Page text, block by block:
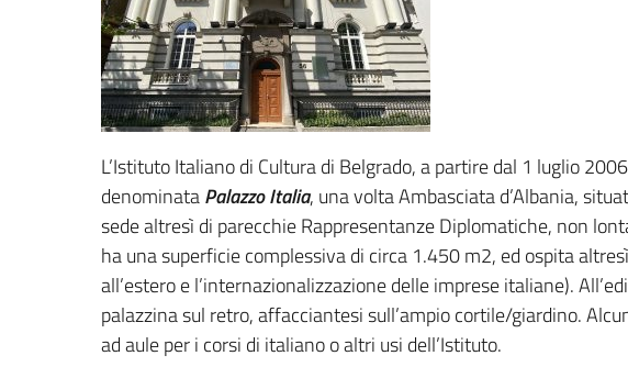
L’Istituto Italiano di Cultura di Belgrado, a partire dal 1 luglio
denominataPalazzo Italia, una volta Ambasciata d’Albania,
sede altresì di parecchie Rappresentanze Diplomatiche, non
ha una superficie complessiva di circa 1.450 m2, ed ospita
all’estero e l’internazionalizzazione delle imprese italiane).
palazzina sul retro, affacciantesi sull’ampio cortile/giardino.
ad aule per i corsi di italiano o altri usi dell’Istituto.